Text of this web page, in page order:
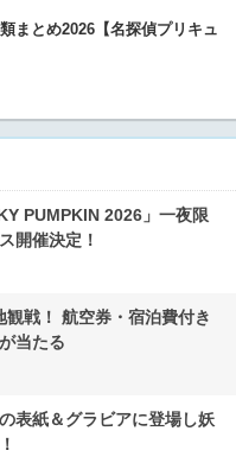
まとめ2026【名探偵プリキュ
PUMPKIN 2026」一夜限
開催決定！
戦！ 航空券・宿泊費付き
当たる
表紙＆グラビアに登場し妖